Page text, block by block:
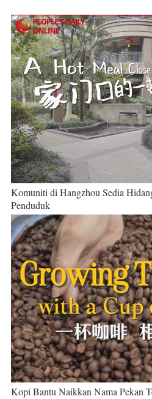
Komuniti di Hangzhou Sedia
Penduduk
Kopi Bantu Naikkan Nama Pekan